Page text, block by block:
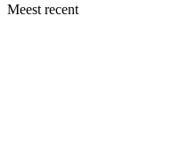
Meest recent